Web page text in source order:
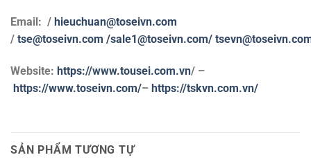
Email: / hieuchuan@toseivn.com
/ tse@toseivn.com /sale1@toseivn.com/
Website: https://www.tousei.com.vn/ –
https://www.toseivn.com/– https://tskvn.com.vn/
SẢN PHẨM TƯƠNG TỰ